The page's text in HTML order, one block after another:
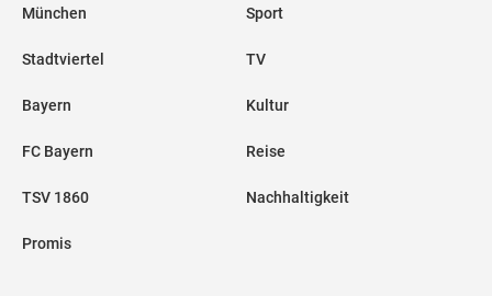
München
Stadtviertel
Bayern
FC Bayern
TSV 1860
Promis
Sport
TV
Kultur
Reise
Nachhaltigkeit